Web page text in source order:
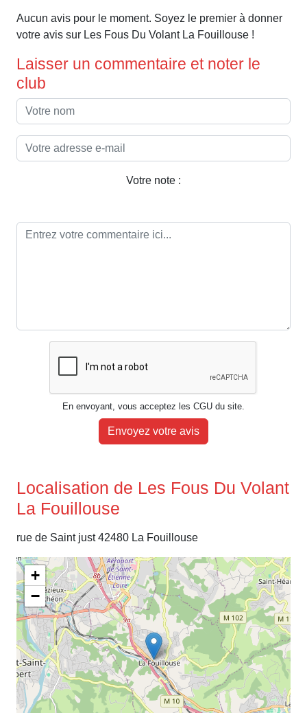
Aucun avis pour le moment. Soyez le premier à donner
votre avis sur Les Fous Du Volant La Fouillouse !
Laisser un commentaire et noter le
club
Votre note :
En envoyant, vous acceptez les CGU du site.
Envoyez votre avis
Localisation de Les Fous Du Volant
La Fouillouse
rue de Saint just 42480 La Fouillouse
+
−